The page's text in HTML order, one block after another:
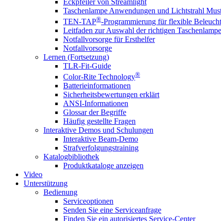
Taschenlampe Anwendungen und Lichtstrahl
TEN-TAP®-Programmierung für flexible
Leitfaden zur Auswahl der richtigen Taschenlampe
Notfallvorsorge für Ersthelfer
Notfallvorsorge
Lernen (Fortsetzung)
TLR-Fit-Guide
Color-Rite Technology®
Batterieinformationen
Sicherheitsbewertungen erklärt
ANSI-Informationen
Glossar der Begriffe
Häufig gestellte Fragen
Interaktive Demos und Schulungen
Interaktive Beam-Demo
Strafverfolgungstraining
Katalogbibliothek
Produktkataloge anzeigen
Video
Unterstützung
Bedienung
Serviceoptionen
Senden Sie eine Serviceanfrage
Finden Sie ein autorisiertes Service-Center